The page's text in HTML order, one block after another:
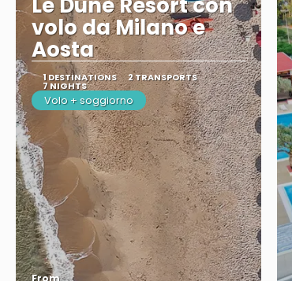
volo da Milano e
Aosta
1 DESTINATIONS 2 TRANSPORTS
7 NIGHTS
Volo + soggiorno
From